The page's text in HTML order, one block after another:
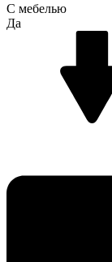
С мебелью
Да